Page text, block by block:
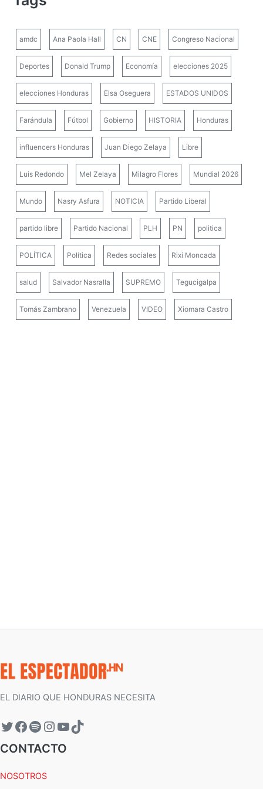
amdc Ana Paola Hall CN CNE Congreso Nacional
Deportes Donald Trump Economía elecciones 2025
elecciones Honduras Elsa Oseguera ESTADOS UNIDOS
Farándula Fútbol Gobierno HISTORIA Honduras
influencers Honduras Juan Diego Zelaya Libre
Luis Redondo Mel Zelaya Milagro Flores Mundial 2026
Mundo Nasry Asfura NOTICIA Partido Liberal
partido libre Partido Nacional PLH PN politica
POLÍTICA Política Redes sociales Rixi Moncada
salud Salvador Nasralla SUPREMO Tegucigalpa
Tomás Zambrano Venezuela VIDEO Xiomara Castro
EL DIARIO QUE HONDURAS NECESITA
CONTACTO
NOSOTROS